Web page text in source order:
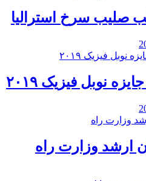
صلیب سرخ استرالیا
نوبل فیزیک ۲۰۱۹
ارشد وزارت راه